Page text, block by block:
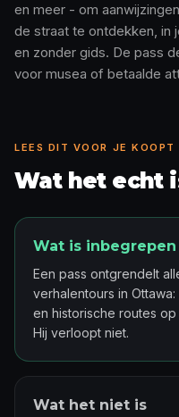
en meer - om
de straat te ontdekken, in
en zonder gids. De pass
voor musea of betaalde
LEES DIT VOOR JE KOOPT
Wat het echt
Wat is inbegrepen
Een pass ontgrendelt
verhalentours in
en historische routes
Hij verloopt niet.
Wat het niet is